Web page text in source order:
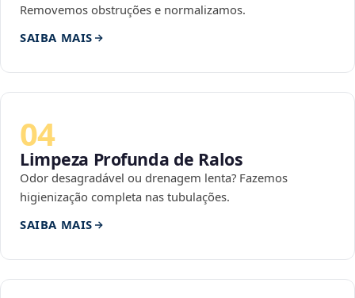
Removemos obstruções e normalizamos.
SAIBA MAIS
04
Limpeza Profunda de Ralos
Odor desagradável ou drenagem lenta? Fazemos
higienização completa nas tubulações.
SAIBA MAIS